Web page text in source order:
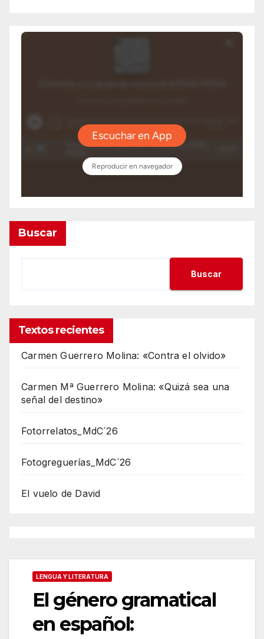
Buscar
Buscar
Textos recientes
Carmen Guerrero Molina: «Contra el olvido»
Carmen Mª Guerrero Molina: «Quizá sea una
señal del destino»
Fotorrelatos_MdC´26
Fotogreguerías_MdC´26
El vuelo de David
LENGUA Y LITERATURA
El género gramatical
en español: